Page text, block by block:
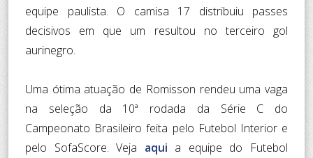
equipe paulista. O camisa 17 distribuiu passes
decisivos em que um resultou no terceiro gol
aurinegro.
Uma ótima atuação de Romisson rendeu uma vaga
na seleção da 10ª rodada da Série C do
Campeonato Brasileiro feita pelo Futebol Interior e
pelo SofaScore. Veja aqui a equipe do Futebol